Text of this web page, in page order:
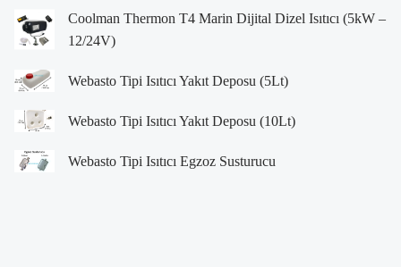
Coolman Thermon T4 Marin Dijital Dizel Isıtıcı (5kW –
12/24V)
Webasto Tipi Isıtıcı Yakıt Deposu (5Lt)
Webasto Tipi Isıtıcı Yakıt Deposu (10Lt)
Webasto Tipi Isıtıcı Egzoz Susturucu